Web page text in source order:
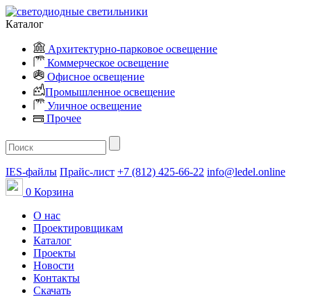
Каталог
Архитектурно-парковое освещение
Коммерческое освещение
Офисное освещение
Промышленное освещение
Уличное освещение
Прочее
IES-файлы Прайс-лист +7 (812) 425-66-22 info@ledel.online
0 Корзина
О нас
Проектировщикам
Каталог
Проекты
Новости
Контакты
Скачать